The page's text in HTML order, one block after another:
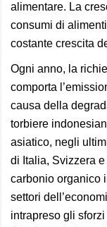
alimentare. La
consumi di
costante crescita
Ogni anno, la
comporta
causa della
torbiere
asiatico, negli
di Italia, Svizzera
carbonio organico
settori
intrapreso gli